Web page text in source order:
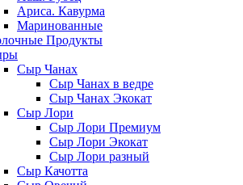
Ариса. Кавурма
Маринованные
Продукты
Сыр Чанах
Сыр Чанах в ведре
Сыр Чанах Экокат
Сыр Лори
Сыр Лори Премиум
Сыр Лори Экокат
Сыр Лори разный
Сыр Качотта